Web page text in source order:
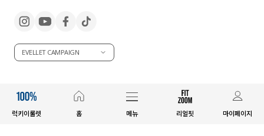
럭키이룰렛 홈 메뉴 리얼핏 마이페이지
EVELLET CAMPAIGN